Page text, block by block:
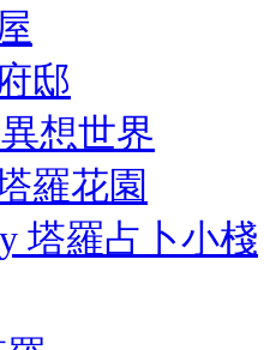
邸
想世界
羅花園
塔羅占卜小棧